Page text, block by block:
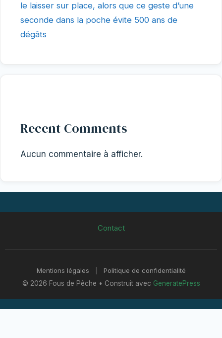
le laisser sur place, alors que ce geste d’une
seconde dans la poche évite 500 ans de
dégâts
Recent Comments
Aucun commentaire à afficher.
Contact
Mentions légales
Politique de confidentialité
© 2026 Fous de Pêche • Construit avec GeneratePress